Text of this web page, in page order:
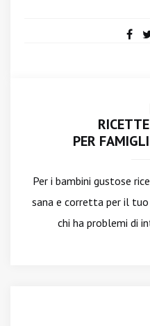
PER
Per i bambini gustose
sana e corretta per il
chi ha problemi di